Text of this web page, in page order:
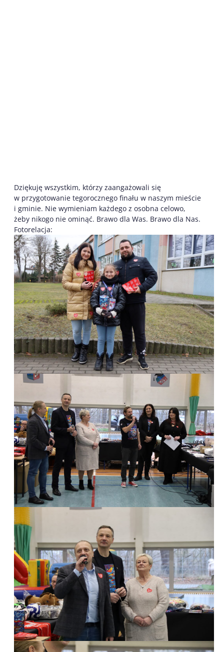
Dziękuję wszystkim, którzy zaangażowali się
w przygotowanie tegorocznego finału w naszym mieście
i gminie. Nie wymieniam każdego z osobna celowo,
żeby nikogo nie ominąć. Brawo dla Was. Brawo dla Nas.
Fotorelacja: